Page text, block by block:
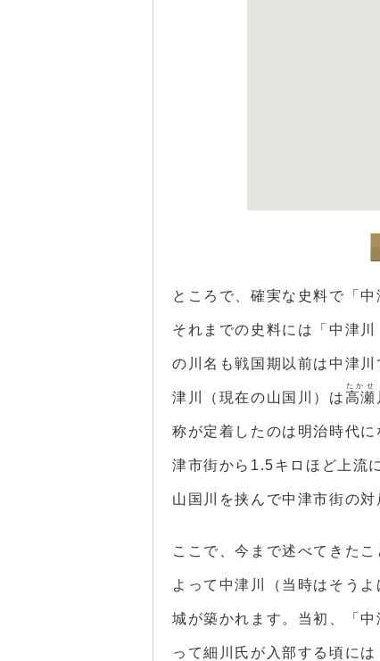
ところで、確実な史料で「
それまでの史料には「中津
の川名も戦国期以前は中津
津川（現在の山国川）は高瀬
たかせ
称が定着したのは明治時代
津市街から1.5キロほど上流
山国川を挟んで中津市街の
ここで、今まで述べてきた
よって中津川（当時はそう
城が築かれます。当初、「
って細川氏が入部する頃に